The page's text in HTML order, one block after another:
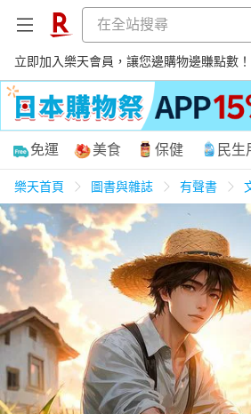
立即加入樂天會員，讓您邊購物邊賺點數！
購物網分類
天天免運 美食蛋糕 養生
居家生活 3C家電 運動
女裝 男裝 化妝
免運 美食 保健 民生
樂天首頁 圖書與雜誌 有聲書